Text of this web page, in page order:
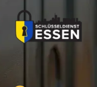
Inhalt
springen